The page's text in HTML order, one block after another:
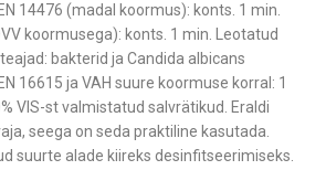
14476 (madal koormus): konts. 1 min.
koormusega): konts. 1 min. Leotatud
bakterid ja Candida albicans
16615 ja VAH suure koormuse korral: 1
VIS-st valmistatud salvrätikud. Eraldi
seega on seda praktiline kasutada.
suurte alade kiireks desinfitseerimiseks.